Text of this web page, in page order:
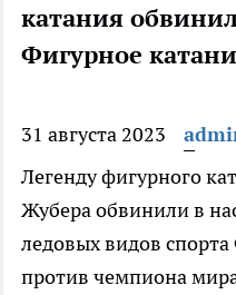
катания
Фигурное
31 августа 2023
Легенду фигурного
Жубера обвинили в
ледовых видов
против чемпиона